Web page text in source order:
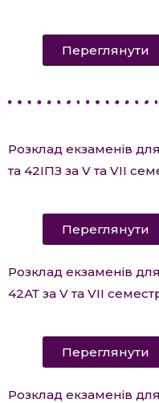
Переглянути
Розклад екзаменів
та 42ІПЗ за V та VII
Переглянути
Розклад екзаменів
42АТ за V та VII
Переглянути
Розклад екзаменів